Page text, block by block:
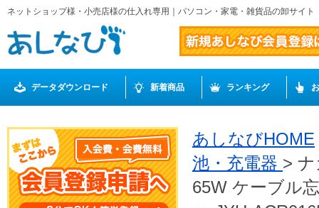
ネットショップ様・小売店様の仕入れ専用｜パソコン・家電・雑貨品の卸サイ
データダウンロード 新着商品 ランキング
あしなびHOME
池・充電器 >
65W ケーブル